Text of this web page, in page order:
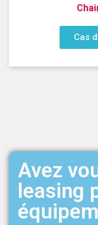
Cas
Avez
leasing